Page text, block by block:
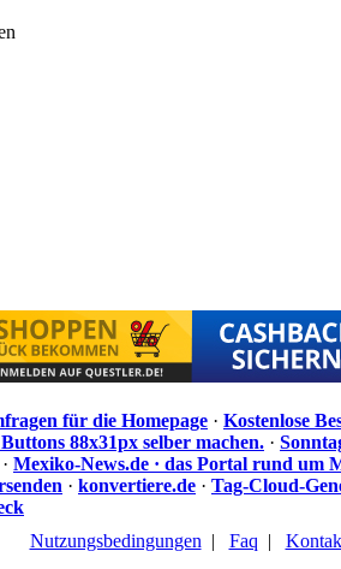
für die Homepage · Kostenlose
88x31px selber machen. ·
· Mexiko-News.de · das Portal rund um
· konvertiere.de · Tag-Cloud-
Nutzungsbedingungen | Faq |